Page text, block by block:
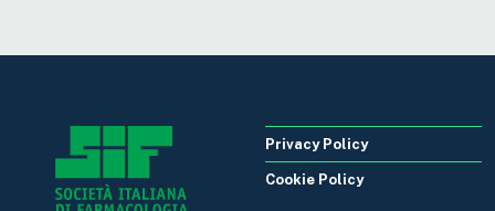
Privacy Policy
Cookie Policy